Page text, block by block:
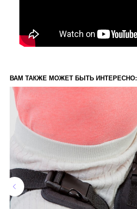
ВАМ ТАКЖЕ МОЖЕТ БЫТЬ ИНТЕРЕСНО: